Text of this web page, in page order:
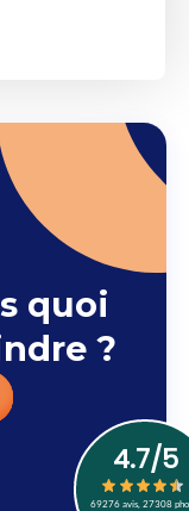
quoi
?